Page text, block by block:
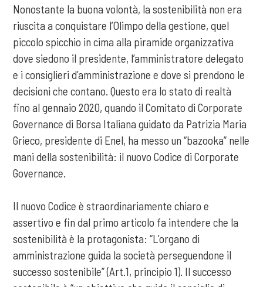
Nonostante la buona volontà, la sostenibilità non era
riuscita a conquistare l’Olimpo della gestione, quel
piccolo spicchio in cima alla piramide organizzativa
dove siedono il presidente, l’amministratore delegato
e i consiglieri d’amministrazione e dove si prendono le
decisioni che contano. Questo era lo stato di realtà
fino al gennaio 2020, quando il Comitato di Corporate
Governance di Borsa Italiana guidato da Patrizia Maria
Grieco, presidente di Enel, ha messo un “bazooka” nelle
mani della sostenibilità: il nuovo Codice di Corporate
Governance.
Il nuovo Codice è straordinariamente chiaro e
assertivo e fin dal primo articolo fa intendere che la
sostenibilità è la protagonista: “L’organo di
amministrazione guida la società perseguendone il
successo sostenibile” (Art.1, principio 1). Il successo